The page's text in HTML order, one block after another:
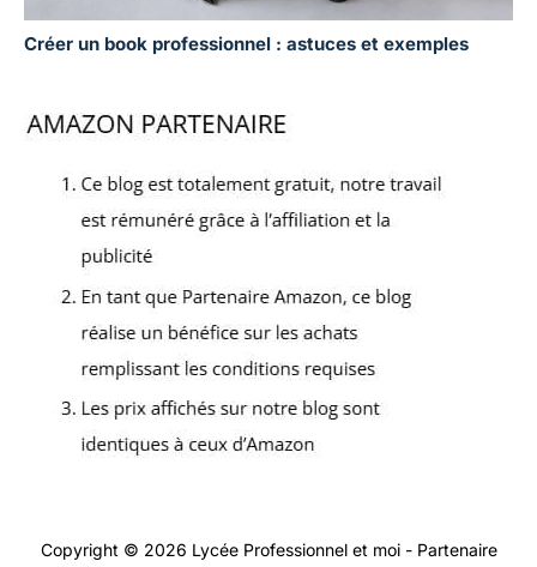
Créer un book professionnel : astuces et exemples
Copyright © 2026 Lycée Professionnel et moi - Partenaire